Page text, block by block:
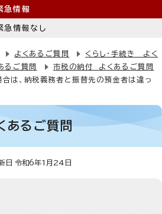
急情報
急情報なし
よくあるご質問
くらし・手続き よく
るご質問
市税の納付 よくあるご質問
は、納税義務者と振替先の預金者は違っ
あるご質問
日 令和6年1月24日